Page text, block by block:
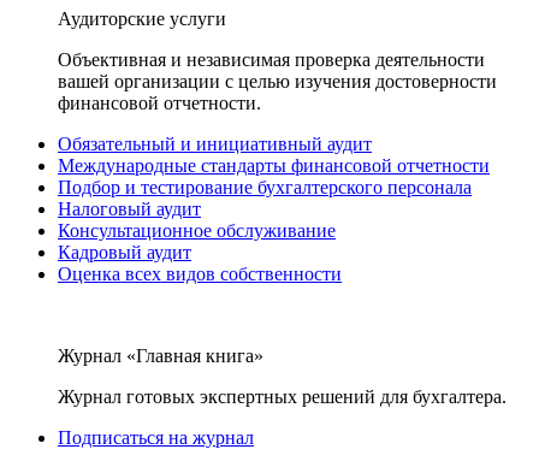
Аудиторские услуги
Объективная и независимая проверка деятельности
вашей организации с целью изучения достоверности
финансовой отчетности.
Обязательный и инициативный аудит
Международные стандарты финансовой отчетности
Подбор и тестирование бухгалтерского персонала
Налоговый аудит
Консультационное обслуживание
Кадровый аудит
Оценка всех видов собственности
Журнал «Главная книга»
Журнал готовых экспертных решений для бухгалтера.
Подписаться на журнал